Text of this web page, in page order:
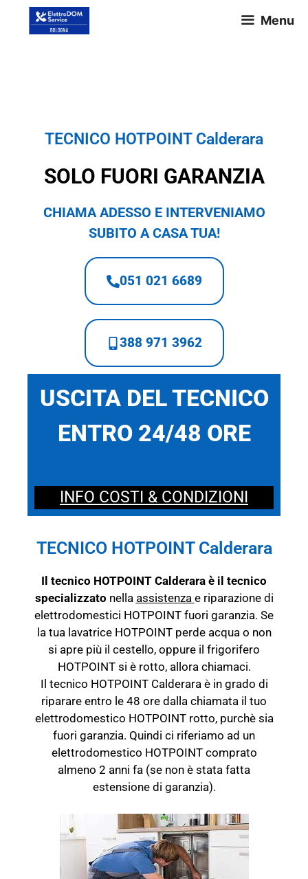
Menu
TECNICO HOTPOINT Calderara
SOLO FUORI GARANZIA
CHIAMA ADESSO E INTERVENIAMO
SUBITO A CASA TUA!
051 021 6689
388 971 3962
USCITA DEL TECNICO
ENTRO 24/48 ORE
INFO COSTI & CONDIZIONI
TECNICO HOTPOINT Calderara
Il tecnico HOTPOINT Calderara è il tecnico
specializzato nella assistenza e riparazione di
elettrodomestici HOTPOINT fuori garanzia. Se
la tua lavatrice HOTPOINT perde acqua o non
si apre più il cestello, oppure il frigorifero
HOTPOINT si è rotto, allora chiamaci.
Il tecnico HOTPOINT Calderara è in grado di
riparare entro le 48 ore dalla chiamata il tuo
elettrodomestico HOTPOINT rotto, purchè sia
fuori garanzia. Quindi ci riferiamo ad un
elettrodomestico HOTPOINT comprato
almeno 2 anni fa (se non è stata fatta
estensione di garanzia).